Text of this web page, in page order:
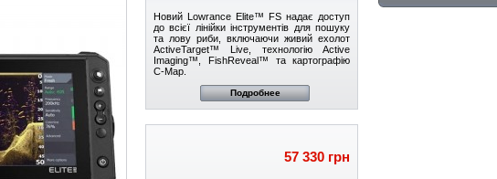
Новий Lowrance Elite™ FS надає доступ
до всієї лінійки інструментів для пошуку
та лову риби, включаючи живий ехолот
ActiveTarget™ Live, технологію Active
Imaging™, FishReveal™ та картографію
С-Map.
Подробнее
57 330 грн